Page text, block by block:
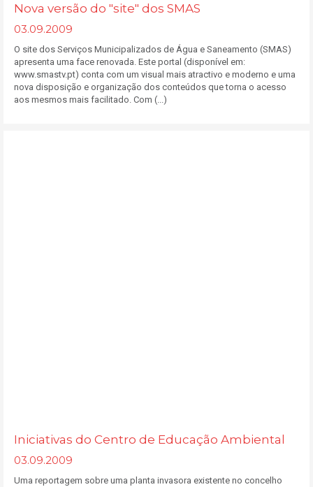
Nova versão do "site" dos SMAS
03.09.2009
O site dos Serviços Municipalizados de Água e Saneamento (SMAS)
apresenta uma face renovada. Este portal (disponível em:
www.smastv.pt) conta com um visual mais atractivo e moderno e uma
nova disposição e organização dos conteúdos que torna o acesso
aos mesmos mais facilitado. Com (...)
Iniciativas do Centro de Educação Ambiental
03.09.2009
Uma reportagem sobre uma planta invasora existente no concelho